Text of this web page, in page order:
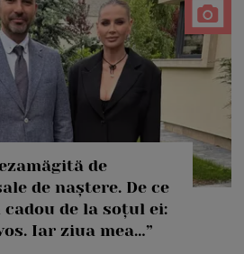
de
de naștere. De ce
de la soțul ei:
Iar ziua mea…”